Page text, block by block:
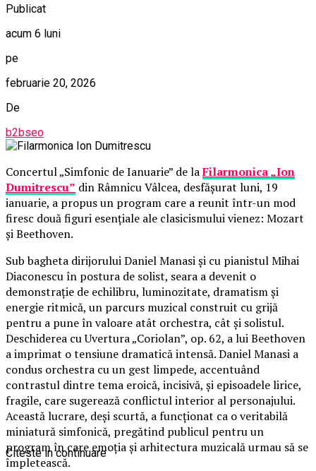
Publicat
acum 6 luni
pe
februarie 20, 2026
De
b2bseo
Concertul „Simfonic de Ianuarie” de laFilarmonica „Ion
Dumitrescu” din Râmnicu Vâlcea, desfășurat luni, 19
ianuarie, a propus un program care a reunit într-un mod
firesc două figuri esențiale ale clasicismului vienez: Mozart
și Beethoven.
Sub bagheta dirijorului Daniel Manasi și cu pianistul Mihai
Diaconescu în postura de solist, seara a devenit o
demonstrație de echilibru, luminozitate, dramatism și
energie ritmică, un parcurs muzical construit cu grijă
pentru a pune în valoare atât orchestra, cât și solistul.
Deschiderea cu Uvertura „Coriolan”, op. 62, a lui Beethoven
a imprimat o tensiune dramatică intensă. Daniel Manasi a
condus orchestra cu un gest limpede, accentuând
contrastul dintre tema eroică, incisivă, și episoadele lirice,
fragile, care sugerează conflictul interior al personajului.
Această lucrare, deși scurtă, a funcționat ca o veritabilă
miniatură simfonică, pregătind publicul pentru un
program în care emoția și arhitectura muzicală urmau să se
împletească.
Citeste in continuare